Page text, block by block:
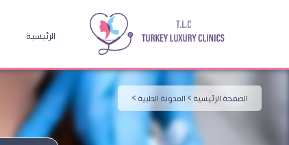
الرئيسية
الصفحة الرئيسية >المدونة الطبية >